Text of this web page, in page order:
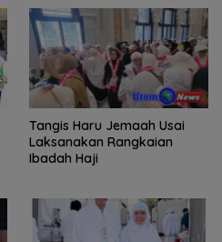
Tangis Haru Jemaah Usai
Laksanakan Rangkaian
Ibadah Haji